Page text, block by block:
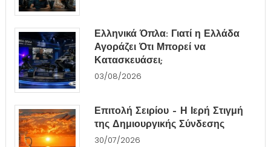
Ελληνικά Όπλα: Γιατί η Ελλάδα
Αγοράζει Ότι Μπορεί να
Κατασκευάσει;
03/08/2026
Επιτολή Σειρίου – Η Ιερή Στιγμή
της Δημιουργικής Σύνδεσης
30/07/2026